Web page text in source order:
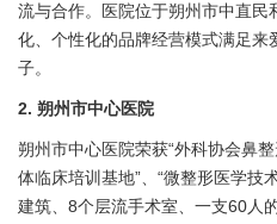
流与合作。医院位于朔州市中直民
化、个性化的品牌经营模式满足
子。
2. 朔州市中心医院
朔州市中心医院荣获“外科协会鼻
体临床培训基地”、“微整形医学技
建筑、8个层流手术室、一支60人